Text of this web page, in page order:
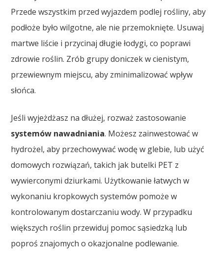
Przede wszystkim przed wyjazdem podlej rośliny, aby
podłoże było wilgotne, ale nie przemoknięte. Usuwaj
martwe liście i przycinaj długie łodygi, co poprawi
zdrowie roślin. Zrób grupy doniczek w cienistym,
przewiewnym miejscu, aby zminimalizować wpływ
słońca.
Jeśli wyjeżdżasz na dłużej, rozważ zastosowanie
systemów nawadniania. Możesz zainwestować w
hydrożel, aby przechowywać wodę w glebie, lub użyć
domowych rozwiązań, takich jak butelki PET z
wywierconymi dziurkami. Użytkowanie łatwych w
wykonaniu kropkowych systemów pomoże w
kontrolowanym dostarczaniu wody. W przypadku
większych roślin przewiduj pomoc sąsiedzką lub
poproś znajomych o okazjonalne podlewanie.